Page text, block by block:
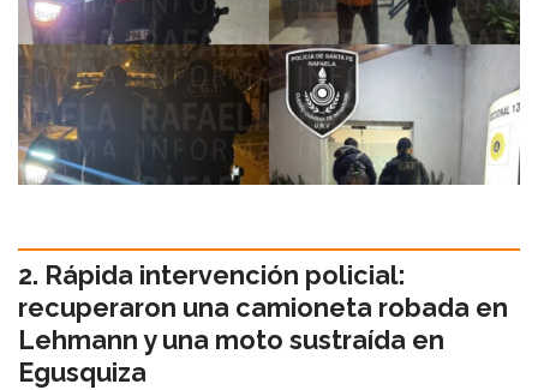
Rápida intervención policial:
recuperaron una camioneta robada en
Lehmann y una moto sustraída en
Egusquiza